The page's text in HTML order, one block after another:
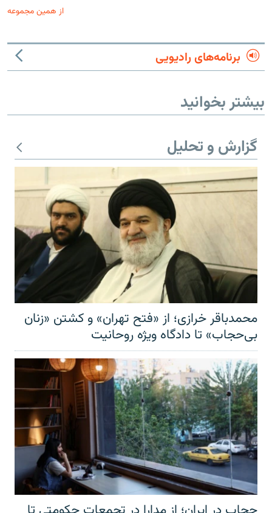
از همین مجموعه
برنامه‌های رادیویی
بیشتر بخوانید
گزارش و تحلیل
محمدباقر خرازی؛ از «فتح تهران» و کشتن «زنان
بی‌حجاب» تا دادگاه ویژه روحانیت